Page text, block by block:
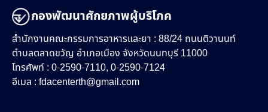
กองพัฒนาศักยภาพผู้บริโภค
สำนักงานคณะกรรมการอาหารและยา : 88/24 ถนนติวานนท์
ตำบลตลาดขวัญ อำเภอเมือง จังหวัดนนทบุรี 11000
โทรศัพท์ : 0-2590-7110, 0-2590-7124
อีเมล : fdacenterth@gmail.com